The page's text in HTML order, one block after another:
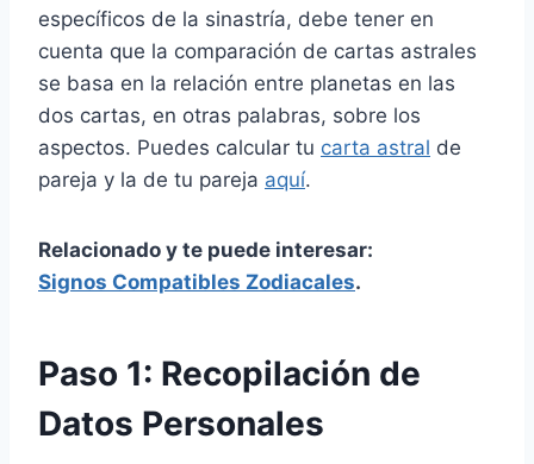
específicos de la sinastría, debe tener en
cuenta que la comparación de cartas astrales
se basa en la relación entre planetas en las
dos cartas, en otras palabras, sobre los
aspectos. Puedes calcular tu carta astral de
pareja y la de tu pareja aquí.
Relacionado y te puede interesar:
Signos Compatibles Zodiacales.
Paso 1: Recopilación de
Datos Personales